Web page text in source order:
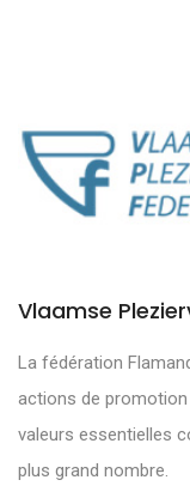
Vlaamse
La fédération
actions de
valeurs essentielles
plus grand nombre.